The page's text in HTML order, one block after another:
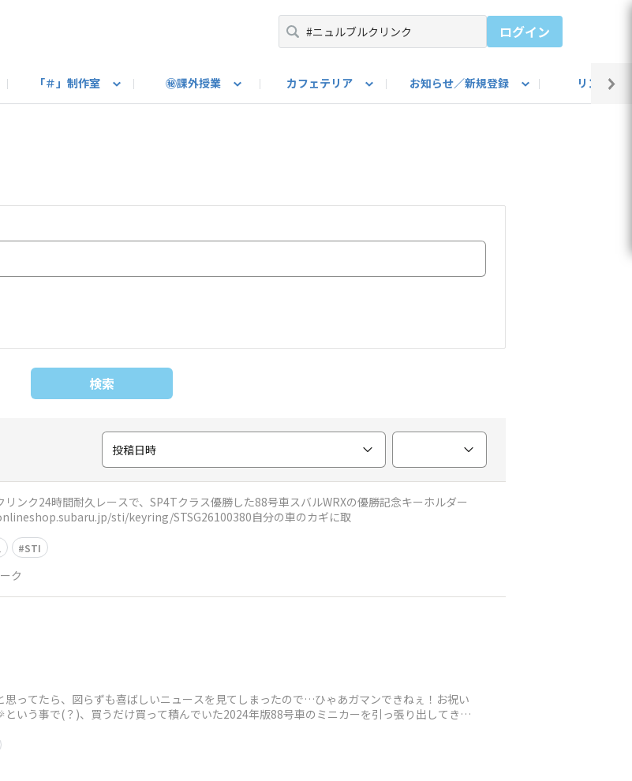
ログイン
「＃」制作室 ㊙課外授業 カフェテリア お知らせ／新規登録 リンク集
検索
投稿日時
ンク24時間耐久レースで、SP4Tクラス優勝した88号車スバルWRXの優勝記念キーホルダー
sti/keyring/STSG26100380自分の車のカギに取
STI
ク
ってたら、図らずも喜ばしいニュースを見てしまったので…ひゃあガマンできねぇ！お祝い
いう事で(？)、買うだけ買って積んでいた2024年版88号車のミニカーを引っ張り出してきて